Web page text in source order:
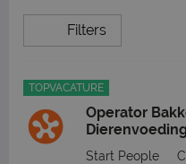
Filters
TOPVACATURE
Operator
Dierenvoeding
Start People